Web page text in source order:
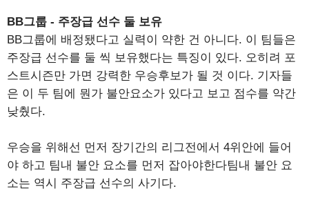
BB그룹 - 주장급 선수 둘 보유
BB그룹에 배정됐다고 실력이 약한 건 아니다. 이 팀들은
주장급 선수를 둘 씩 보유했다는 특징이 있다. 오히려 포
스트시즌만 가면 강력한 우승후보가 될 것 이다. 기자들
은 이 두 팀에 뭔가 불안요소가 있다고 보고 점수를 약간
낮췄다.
우승을 위해선 먼저 장기간의 리그전에서 4위안에 들어
야 하고 팀내 불안 요소를 먼저 잡아야한다팀내 불안 요
소는 역시 주장급 선수의 사기다.